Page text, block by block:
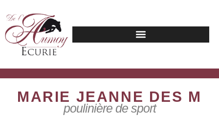
MARIE JEANNE DES M
poulinière de sport